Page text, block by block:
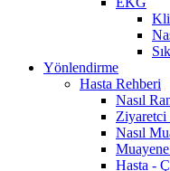
Yönlendirme
Hasta Rehberi
Nasıl
Ziyaretci
Nasıl
Hasta -